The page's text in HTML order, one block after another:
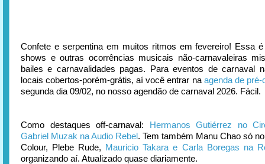
Confete e serpentina em muitos ritmos em fevereiro! Essa
shows e outras ocorrências musicais não-carnavaleiras
bailes e carnavalidades pagas. Para eventos de carnaval
locais cobertos-porém-grátis, aí você entrar na agenda de pré-
segunda dia 09/02, no nosso agendão de carnaval 2026. Fácil.
Como destaques off-carnaval: Hermanos Gutiérrez no
Gabriel Muzak na Audio Rebel. Tem também Manu Chao só
Colour, Plebe Rude, Mauricio Takara e Carla Boregas na
organizando aí. Atualizado quase diariamente.